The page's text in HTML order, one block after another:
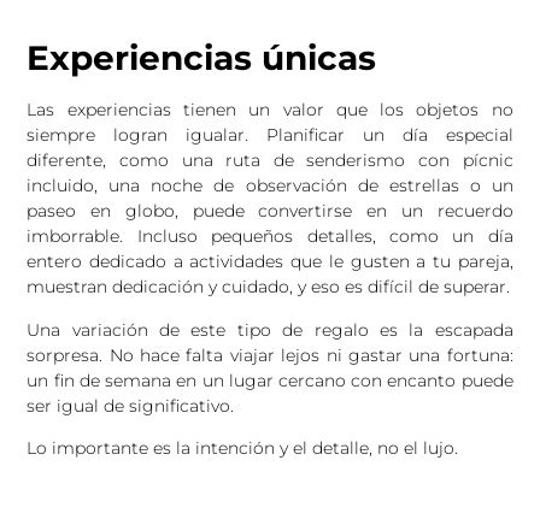
Experiencias únicas
Las experiencias tienen un valor que los objetos no
siempre logran igualar. Planificar un día especial
diferente, como una ruta de senderismo con pícnic
incluido, una noche de observación de estrellas o un
paseo en globo, puede convertirse en un recuerdo
imborrable. Incluso pequeños detalles, como un día
entero dedicado a actividades que le gusten a tu pareja,
muestran dedicación y cuidado, y eso es difícil de superar.
Una variación de este tipo de regalo es la escapada
sorpresa. No hace falta viajar lejos ni gastar una fortuna:
un fin de semana en un lugar cercano con encanto puede
ser igual de significativo.
Lo importante es la intención y el detalle, no el lujo.